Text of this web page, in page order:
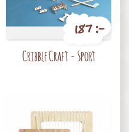
187 :-
Cribble Craft - Sport